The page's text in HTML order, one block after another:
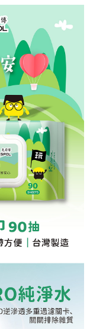
顯示為準，若有關於
繫「AFTEE先享後付
support/home
後付」服務完成之交
相關給付款項請求債
之同意方可使用
，本公司不負相關責
戶狀況，依本公司即
本公司將視審查結果
現惡意使用之情形，
採取法律行動。